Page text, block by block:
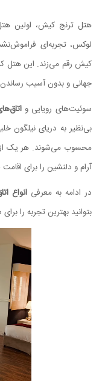
هتل ترنج کیش، اولین هتل
لوکس، تجربه‌ای
جهانی و بدون آسیب
سوئیت‌های رویایی و
بی‌نظیر به دریای نیلگون
محسوب می‌شوند. هر یک از
آرام و دلنشین را برای
در ادامه به معرفیانواع
بتوانید بهترین تجربه را